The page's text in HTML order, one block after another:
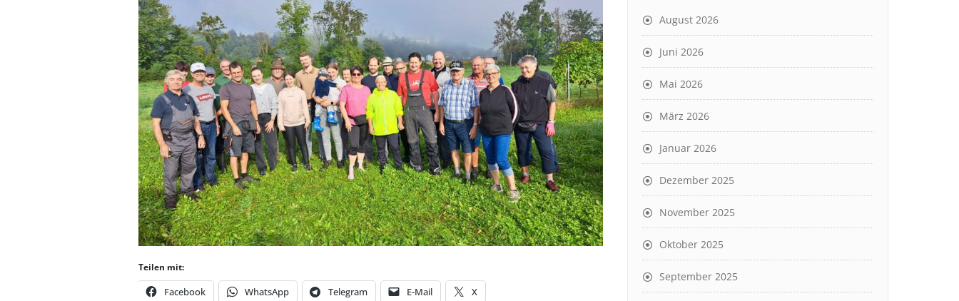
Teilen mit:
Facebook WhatsApp Telegram E-Mail X
August 2026
Juni 2026
Mai 2026
März 2026
Januar 2026
Dezember 2025
November 2025
Oktober 2025
September 2025